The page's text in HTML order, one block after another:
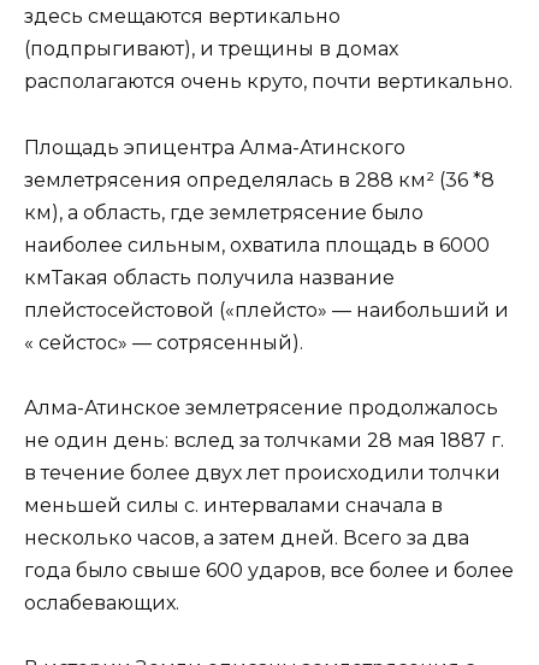
здесь смещаются вертикально
(подпрыгивают), и трещины в домах
располагаются очень круто, почти вертикально.
Площадь эпицентра Алма-Атинского
землетрясения определялась в 288 км² (36 *8
км), а область, где землетрясение было
наиболее сильным, охватила площадь в 6000
кмТакая область получила название
плейстосейстовой («плейсто» — наибольший и
« сейстос» — сотрясенный).
Алма-Атинское землетрясение продолжалось
не один день: вслед за толчками 28 мая 1887 г.
в течение более двух лет происходили толчки
меньшей силы с. интервалами сначала в
несколько часов, а затем дней. Всего за два
года было свыше 600 ударов, все более и более
ослабевающих.